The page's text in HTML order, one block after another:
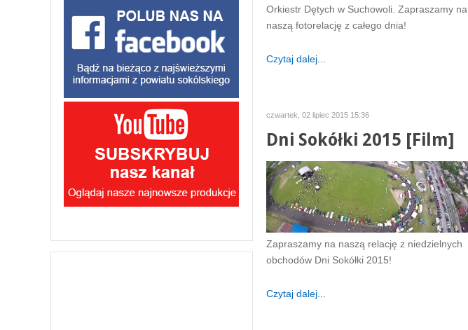
Orkiestr Dętych w Suchowoli. Zapraszamy na
naszą fotorelację z całego dnia!
Czytaj dalej...
czwartek, 02 lipiec 2015 15:36
Dni Sokółki 2015 [Film]
Zapraszamy na naszą relację z niedzielnych
obchodów Dni Sokółki 2015!
Czytaj dalej...